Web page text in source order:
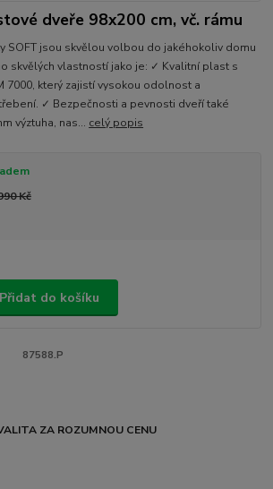
dveře 98x200 cm, vč. rámu
SOFT jsou skvělou volbou do jakéhokoliv domu
skvělých vlastností jako je: ✓ Kvalitní plast s
7000, který zajistí vysokou odolnost a
✓ Bezpečnosti a pevnosti dveří také
výztuha, nas... celý popis
Kč
Přidat do košíku
87588.P
ZA ROZUMNOU CENU